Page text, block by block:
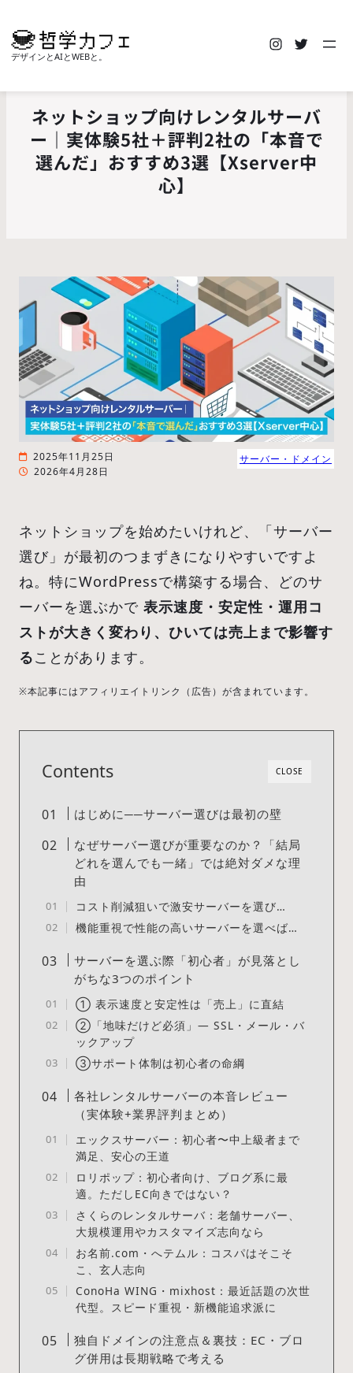
デザインとAIとWEBと。
ネットショップ向けレンタルサーバ
ー｜実体験5社＋評判2社の「本音で
選んだ」おすすめ3選【Xserver中
心】
2025年11月25日
2026年4月28日
サーバー・ドメイン
ネットショップを始めたいけれど、「サーバー
選び」が最初のつまずきになりやすいですよ
ね。特にWordPressで構築する場合、どのサ
ーバーを選ぶかで 表示速度・安定性・運用コ
ストが大きく変わり、ひいては売上まで影響す
ることがあります。
※本記事にはアフィリエイトリンク（広告）が含まれています。
CLOSE
Contents
はじめに──サーバー選びは最初の壁
なぜサーバー選びが重要なのか？「結局
どれを選んでも一緒」では絶対ダメな理
由
コスト削減狙いで激安サーバーを選び…
機能重視で性能の高いサーバーを選べば…
サーバーを選ぶ際「初心者」が見落とし
がちな3つのポイント
① 表示速度と安定性は「売上」に直結
②「地味だけど必須」— SSL・メール・バ
ックアップ
③サポート体制は初心者の命綱
各社レンタルサーバーの本音レビュー
（実体験+業界評判まとめ）
エックスサーバー：初心者〜中上級者まで
満足、安心の王道
ロリポップ：初心者向け、ブログ系に最
適。ただしEC向きではない？
さくらのレンタルサーバ：老舗サーバー、
大規模運用やカスタマイズ志向なら
お名前.com・へテムル：コスパはそこそ
こ、玄人志向
ConoHa WING・mixhost：最近話題の次世
代型。スピード重視・新機能追求派に
独自ドメインの注意点＆裏技：EC・ブロ
グ併用は長期戦略で考える